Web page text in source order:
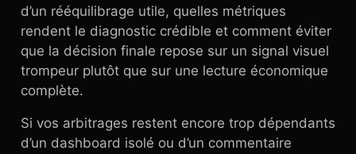
d’un rééquilibrage utile, quelles métriques
rendent le diagnostic crédible et comment éviter
que la décision finale repose sur un signal visuel
trompeur plutôt que sur une lecture économique
complète.
Si vos arbitrages restent encore trop dépendants
d’un dashboard isolé ou d’un commentaire